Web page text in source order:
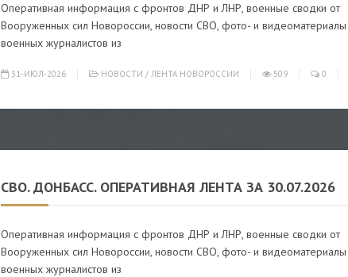
Оперативная информация с фронтов ДНР и ЛНР, военные сводки от
Вооруженных сил Новороссии, новости СВО, фото- и видеоматериалы
военных журналистов из
31-ИЮЛ-2026 НОВОСТИ / ЛЕНТА НОВОРОССИИ 509 0
СВО. ДОНБАСС. ОПЕРАТИВНАЯ ЛЕНТА ЗА 30.07.2026
Оперативная информация с фронтов ДНР и ЛНР, военные сводки от
Вооруженных сил Новороссии, новости СВО, фото- и видеоматериалы
военных журналистов из